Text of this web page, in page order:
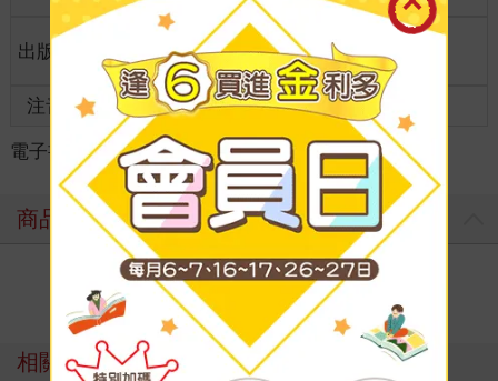
出版地
適讀年
齡
全齡適讀
注音 級別
電子書 ＞ 漫畫 ＞ GL /百合 ＞ GL /百合
商品評價
寫評價
相關主題